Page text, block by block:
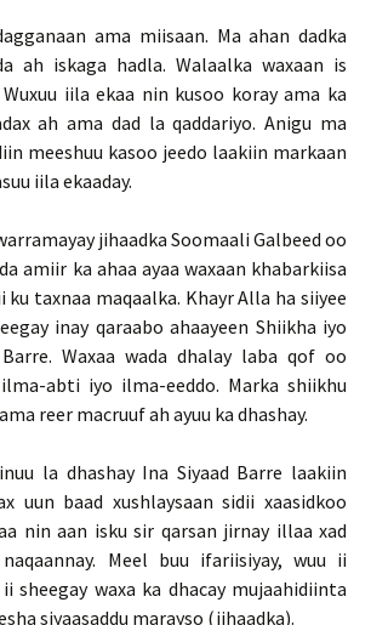
ama miisaan. Ma ahan dadka
ah iskaga hadla. Walaalka waxaan is
iila ekaa nin kusoo koray ama ka
ah ama dad la qaddariyo. Anigu ma
meeshuu kasoo jeedo laakiin markaan
iila ekaaday.
jihaadka Soomaali Galbeed oo
amiir ka ahaa ayaa waxaan khabarkiisa
taxnaa maqaalka. Khayr Alla ha siiyee
inay qaraabo ahaayeen Shiikha iyo
Barre. Waxaa wada dhalay laba qof oo
abti iyo ilma-eeddo. Marka shiikhu
reer macruuf ah ayuu ka dhashay.
la dhashay Ina Siyaad Barre laakiin
uun baad xushlaysaan sidii xaasidkoo
nin aan isku sir qarsan jirnay illaa xad
Meel buu ifariisiyay, wuu ii
ii sheegay waxa ka dhacay mujaahidiinta
siyaasaddu marayso (jihaadka).